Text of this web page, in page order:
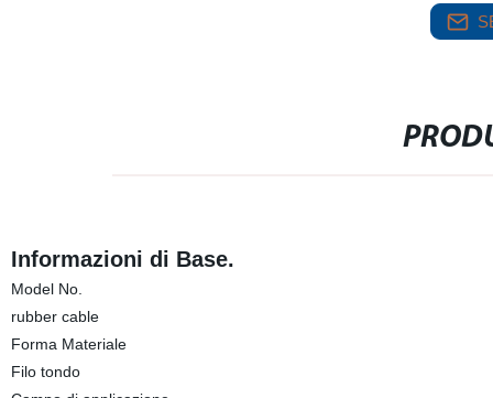
Informazioni di Base.
Model No.
rubber cable
Forma Materiale
Filo tondo